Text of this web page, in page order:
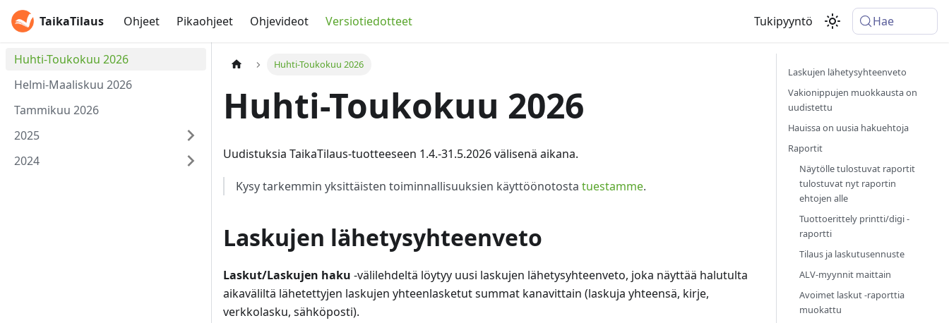
TaikaTilaus Ohjeet Pikaohjeet Ohjevideot Versiotiedotteet Tukipyyntö Hae
Huhti-Toukokuu 2026
Helmi-Maaliskuu 2026
Tammikuu 2026
2025
2024
Huhti-Toukokuu 2026
Huhti-Toukokuu 2026
Uudistuksia TaikaTilaus-tuotteeseen 1.4.-31.5.2026 välisenä aikana.
Kysy tarkemmin yksittäisten toiminnallisuuksien käyttöönotosta tuestamme.
Laskujen lähetysyhteenveto
Laskut/Laskujen haku -välilehdeltä löytyy uusi laskujen lähetysyhteenveto, joka näyttää halutulta
aikaväliltä lähetettyjen laskujen yhteenlasketut summat kanavittain (laskuja yhteensä, kirje,
verkkolasku, sähköposti).
Laskujen lähetysyhteenveto
Vakionippujen muokkausta on
uudistettu
Hauissa on uusia hakuehtoja
Raportit
Näytölle tulostuvat raportit
tulostuvat nyt raportin
ehtojen alle
Tuottoerittely printti/digi -
raportti
Tilaus ja laskutusennuste
ALV-myynnit maittain
Avoimet laskut -raporttia
muokattu